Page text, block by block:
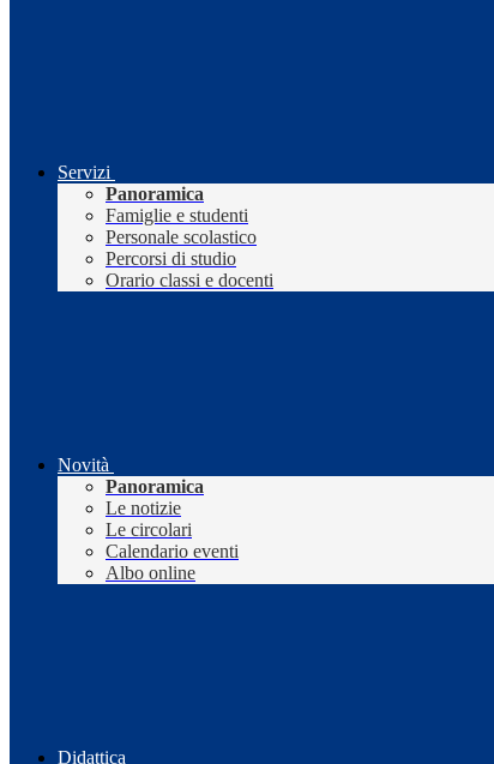
Servizi
Panoramica
Famiglie e studenti
Personale scolastico
Percorsi di studio
Orario classi e docenti
Novità
Panoramica
Le notizie
Le circolari
Calendario eventi
Albo online
Didattica